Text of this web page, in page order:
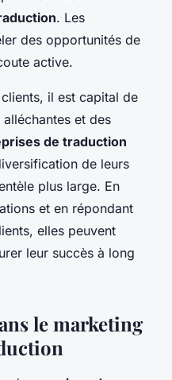
. Les
des opportunités de
active.
il est capital de
et des
de traduction
de leurs
plus large. En
et en répondant
elles peuvent
leur succès à long
le marketing